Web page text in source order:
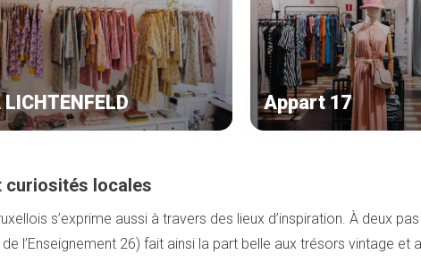
LICHTENFELD Appart 17
curiosités locales
s’exprime aussi à travers des lieux d’inspiration. À deux
de l’Enseignement 26) fait ainsi la part belle aux trésors vintage et